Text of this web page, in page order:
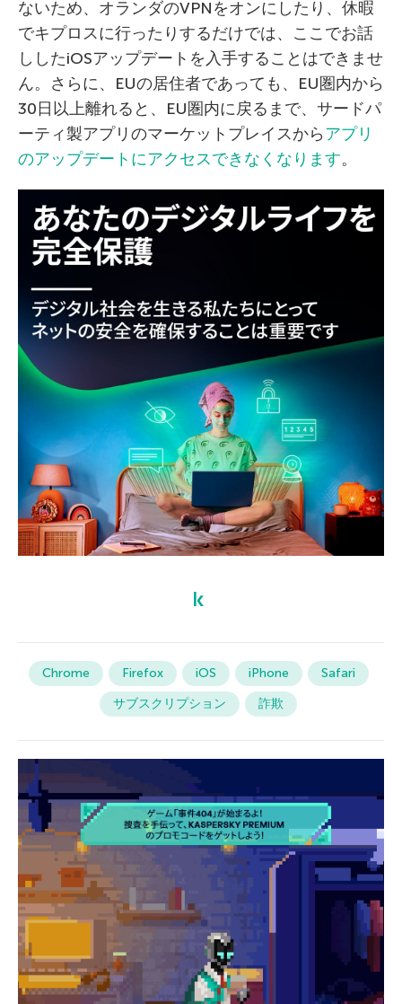
ないため、オランダのVPNをオンにしたり、休暇
でキプロスに行ったりするだけでは、ここでお話
ししたiOSアップデートを入手することはできませ
ん。さらに、EUの居住者であっても、EU圏内から
30日以上離れると、EU圏内に戻るまで、サードパ
ーティ製アプリのマーケットプレイスからアプリ
のアップデートにアクセスできなくなります。
Chrome Firefox iOS iPhone
Safari
サブスクリプション
詐欺